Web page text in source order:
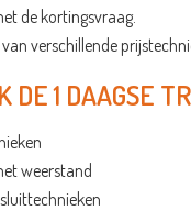
de kortingsvraag.
verschillende
DE 1 DAAGSE
weerstand